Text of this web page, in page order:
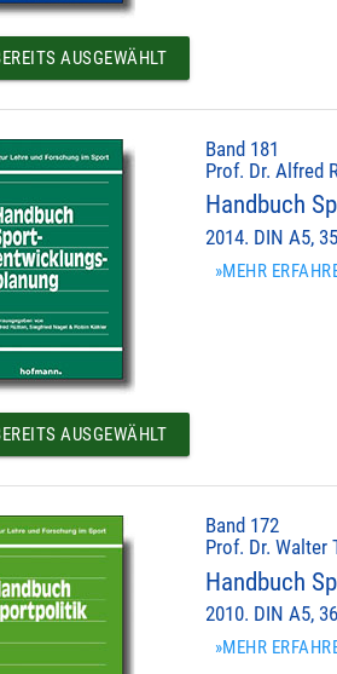
AUSGEWÄHLT
Band 181
Prof. Dr. Alfred
Handbuch
2014. DIN A5,
»MEHR
AUSGEWÄHLT
Band 172
Prof. Dr. Walter
Handbuch
2010. DIN A5,
»MEHR